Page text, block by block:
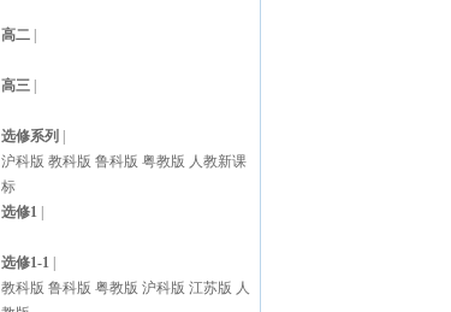
高二
高三
选修系列
沪科版 教科版 鲁科版 粤教版 人教新课
标
选修1
选修1-1
教科版 鲁科版 粤教版 沪科版 江苏版 人